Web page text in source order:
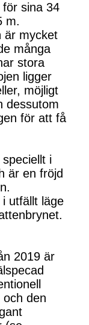
sina 34
m.
är mycket
många
stora
ligger
möjligt
dessutom
för att få
i
är en fröjd
utfällt läge
2019 är
och den